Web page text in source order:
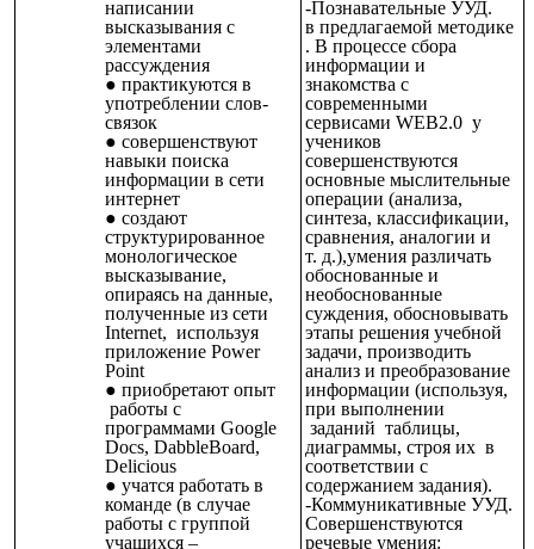
написании
высказывания с
элементами
рассуждения
практикуются в
употреблении слов-
связок
совершенствуют
навыки поиска
информации в сети
интернет
создают
структурированное
монологическое
высказывание,
опираясь на данные,
полученные из сети
Internet, используя
приложение Power
Point
приобретают опыт
работы с
программами Google
Docs, DabbleBoard,
Delicious
учатся работать в
команде (в случае
работы с группой
учащихся –
-Познавательные УУД.
в предлагаемой методике
. В процессе сбора
информации и
знакомства с
современными
сервисами WEB2.0 у
учеников
совершенствуются
основные мыслительные
операции (анализа,
синтеза, классификации,
сравнения, аналогии и
т. д.),умения различать
обоснованные и
необоснованные
суждения, обосновывать
этапы решения учебной
задачи, производить
анализ и преобразование
информации (используя,
при выполнении
заданий таблицы,
диаграммы, строя их в
соответствии с
содержанием задания).
-Коммуникативные УУД.
Совершенствуются
речевые умения: